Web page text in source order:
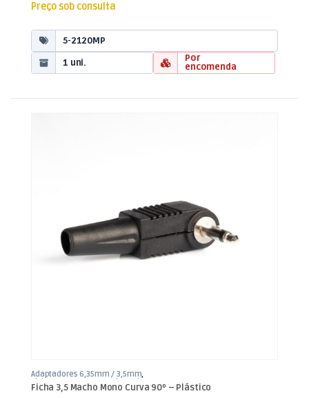
Preço sob consulta
5-2120MP
1 uni.
Por
encomenda
Adaptadores 6,35mm / 3,5mm,
Fichas, Conectores e Adaptadores
Ficha 3,5 Macho Mono Curva 90º – Plástico